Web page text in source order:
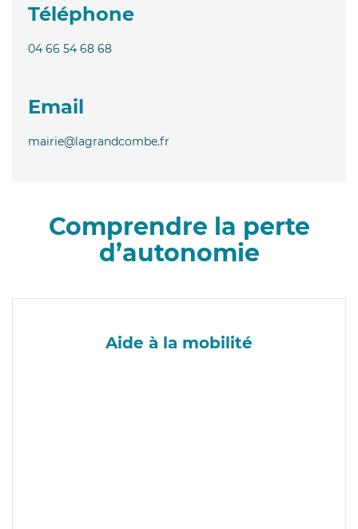
Téléphone
04 66 54 68 68
Email
mairie@lagrandcombe.fr
Comprendre la perte
d’autonomie
Aide à la mobilité